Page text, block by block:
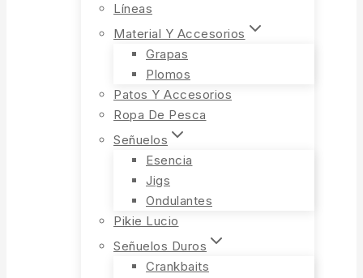
Líneas
Material Y Accesorios
Grapas
Plomos
Patos Y Accesorios
Ropa De Pesca
Señuelos
Esencia
Jigs
Ondulantes
Pikie Lucio
Señuelos Duros
Crankbaits